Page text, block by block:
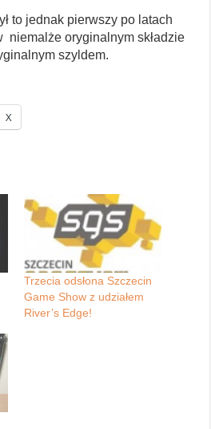
to jednak pierwszy po latach
niemalże oryginalnym składzie
szyldem.
X
Trzecia odsłona Szczecin
Game Show z udziałem
River’s Edge!